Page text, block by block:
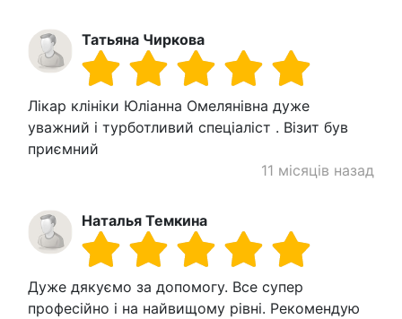
Татьяна Чиркова
Лікар клініки Юліанна Омелянівна дуже
уважний і турботливий спеціаліст . Візит був
приємний
11 місяців назад
Наталья Темкина
Дуже дякуємо за допомогу. Все супер
професійно і на найвищому рівні. Рекомендую